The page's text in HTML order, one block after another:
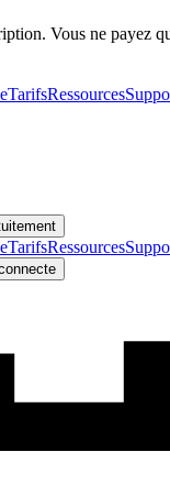
Vous ne payez
TarifsRessources
TarifsRessources